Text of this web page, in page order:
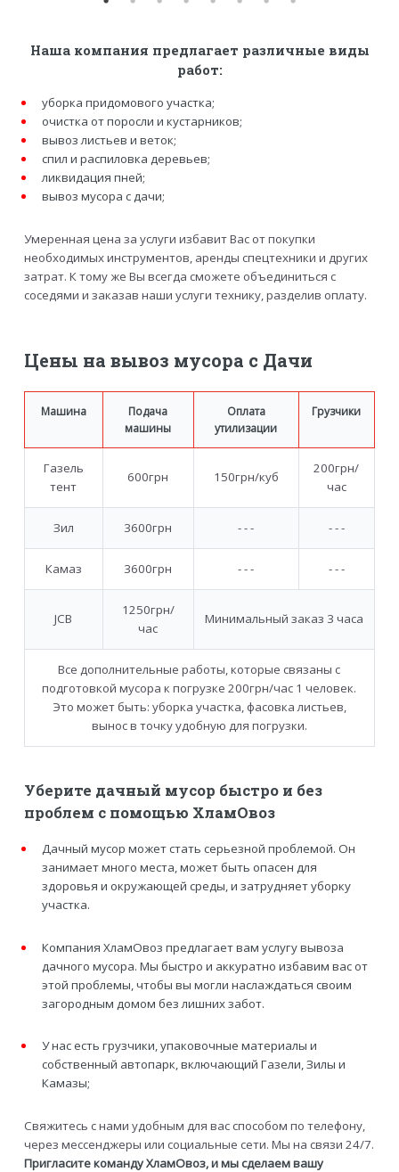
Наша компания предлагает различные виды
работ:
уборка придомового участка;
очистка от поросли и кустарников;
вывоз листьев и веток;
спил и распиловка деревьев;
ликвидация пней;
вывоз мусора с дачи;
Умеренная цена за услуги избавит Вас от покупки
необходимых инструментов, аренды спецтехники и других
затрат. К тому же Вы всегда сможете объединиться с
соседями и заказав наши услуги технику, разделив оплату.
Цены на вывоз мусора с Дачи
Машина
Подача
машины
Оплата
утилизации
Грузчики
Газель
тент
600грн 150грн/куб
200грн/
час
Зил 3600грн - - - - - -
Камаз 3600грн - - - - - -
JCB
1250грн/
час
Минимальный заказ 3 часа
Все дополнительные работы, которые связаны с
подготовкой мусора к погрузке 200грн/час 1 человек.
Это может быть: уборка участка, фасовка листьев,
вынос в точку удобную для погрузки.
Уберите дачный мусор быстро и без
проблем с помощью ХламОвоз
Дачный мусор может стать серьезной проблемой. Он
занимает много места, может быть опасен для
здоровья и окружающей среды, и затрудняет уборку
участка.
Компания ХламОвоз предлагает вам услугу вывоза
дачного мусора. Мы быстро и аккуратно избавим вас от
этой проблемы, чтобы вы могли наслаждаться своим
загородным домом без лишних забот.
У нас есть грузчики, упаковочные материалы и
собственный автопарк, включающий Газели, Зилы и
Камазы;
Свяжитесь с нами удобным для вас способом по телефону,
через мессенджеры или социальные сети. Мы на связи 24/7.
Пригласите команду ХламОвоз, и мы сделаем вашу